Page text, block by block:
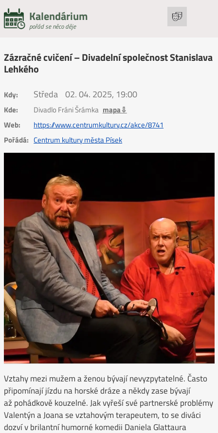
Kalendárium
pořád se něco děje
Zázračné cvičení – Divadelní společnost Stanislava
Lehkého
Kdy: Středa 02. 04. 2025, 19:00
Kde: Divadlo Fráni Šrámka mapa⇩
Web:
https://www.centrumkultury.cz/akce/8741
Pořádá: Centrum kultury města Písek
Vztahy mezi mužem a ženou bývají nevyzpytatelné. Často
připomínají jízdu na horské dráze a někdy zase bývají
až pohádkově kouzelné. Jak vyřeší své partnerské problémy
Valentýn a Joana se vztahovým terapeutem, to se diváci
dozví v brilantní humorné komedii Daniela Glattaura